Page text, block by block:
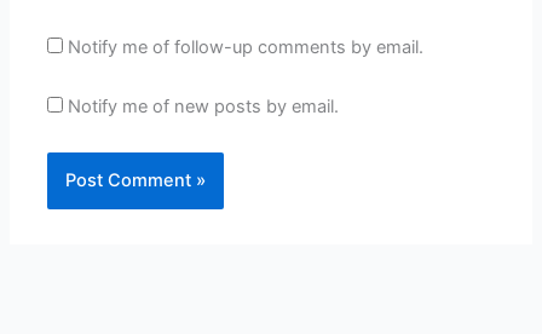
Notify me of follow-up comments by email.
Notify me of new posts by email.